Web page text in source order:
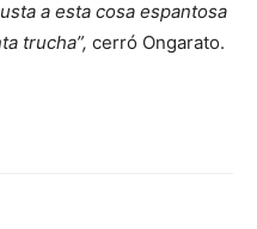
a esta cosa espantosa
trucha”, cerró Ongarato.